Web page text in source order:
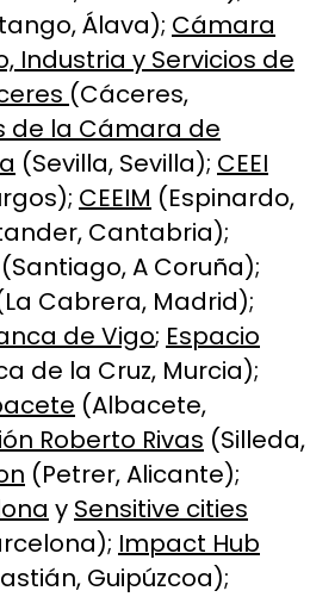
Álava); Cámara
Industria y Servicios de
(Cáceres,
de la Cámara de
(Sevilla, Sevilla); CEEI
CEEIM (Espinardo,
Cantabria);
(Santiago, A Coruña);
Cabrera, Madrid);
de Vigo; Espacio
de la Cruz, Murcia);
(Albacete,
Roberto Rivas (Silleda,
(Petrer, Alicante);
y Sensitive cities
Impact Hub
Guipúzcoa);